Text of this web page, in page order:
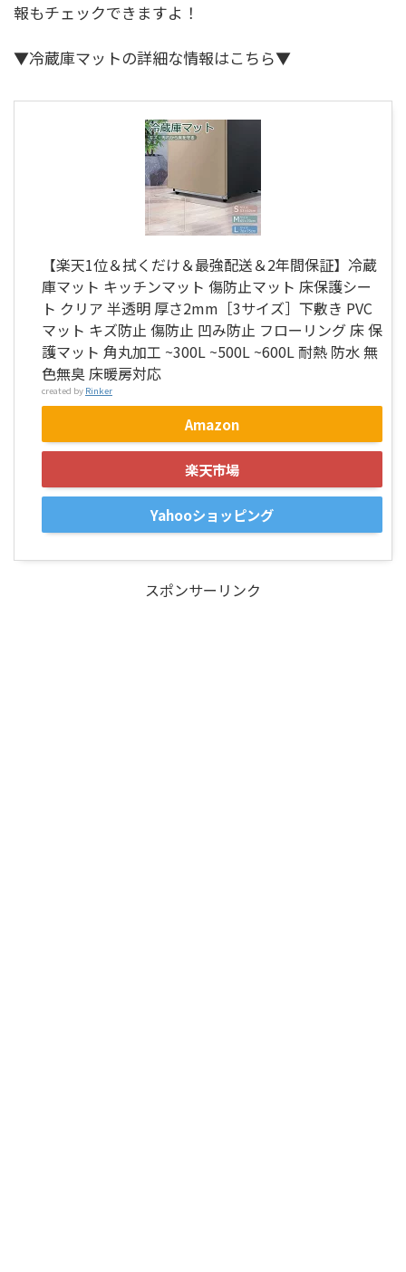
報もチェックできますよ！
▼冷蔵庫マットの詳細な情報はこちら▼
【楽天1位＆拭くだけ＆最強配送＆2年間保証】冷蔵
庫マット キッチンマット 傷防止マット 床保護シー
ト クリア 半透明 厚さ2mm［3サイズ］下敷き PVC
マット キズ防止 傷防止 凹み防止 フローリング 床 保
護マット 角丸加工 ~300L ~500L ~600L 耐熱 防水 無
色無臭 床暖房対応
created by Rinker
Amazon
楽天市場
Yahooショッピング
スポンサーリンク